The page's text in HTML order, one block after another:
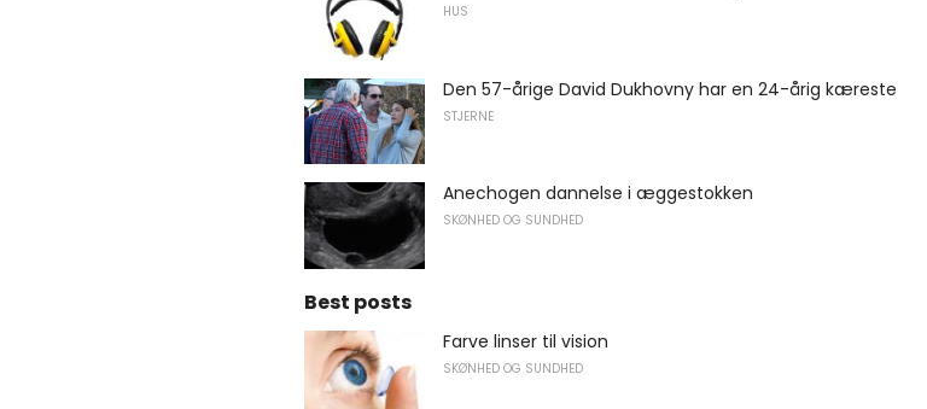
HUS
Den 57-årige David Dukhovny har en 24-årig kæreste
STJERNE
Anechogen dannelse i æggestokken
SKØNHED OG SUNDHED
Best posts
Farve linser til vision
SKØNHED OG SUNDHED